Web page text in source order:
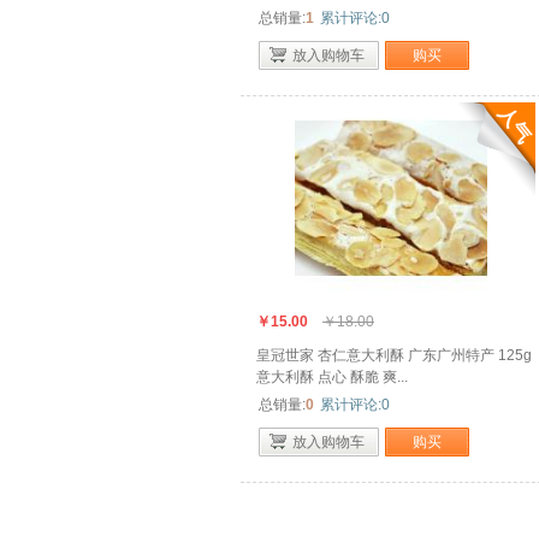
总销量:1 累计评论:0
放入购物车 购买
￥15.00
￥18.00
皇冠世家 杏仁意大利酥 广东广州特产 125g
意大利酥 点心 酥脆 爽...
总销量:0 累计评论:0
放入购物车 购买